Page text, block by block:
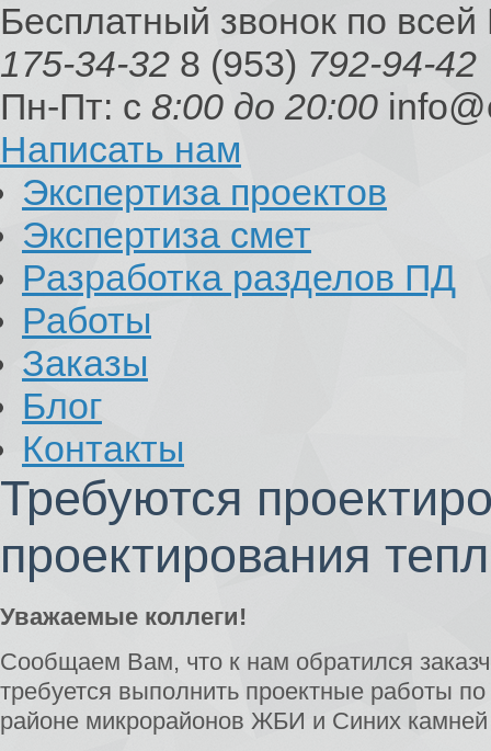
Бесплатный звонок по
175-34-32 8 (953) 792-94-42
Пн-Пт: с 8:00 до 20:00
Написать нам
Экспертиза проектов
Экспертиза смет
Разработка разделов ПД
Работы
Заказы
Блог
Контакты
Требуются
проектирования
Уважаемые коллеги!
Сообщаем Вам, что к нам обратился
требуется выполнить проектные работы по
районе микрорайонов ЖБИ и Синих камней